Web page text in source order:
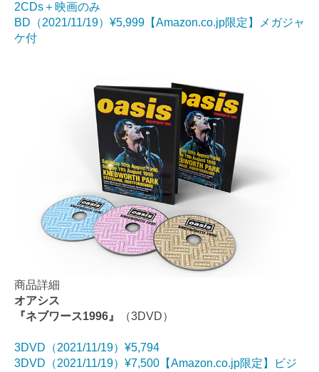
2CDs＋映画のみ
BD（2021/11/19）¥5,999【Amazon.co.jp限定】メガジャ
ケ付
商品詳細
オアシス
『ネブワース1996』
（3DVD）
3DVD（2021/11/19）¥5,794
3DVD（2021/11/19）¥7,500【Amazon.co.jp限定】ビジ